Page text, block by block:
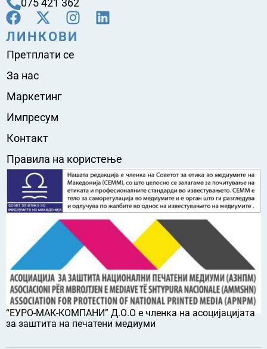
ЛИНКОВИ
Претплати се
За нас
Маркетинг
Импресум
Контакт
Правила на користење
“ЕУРО-МАК-КОМПАНИ” Д.О.О е членка на асоцијацијата
за заштита на печатени медиуми